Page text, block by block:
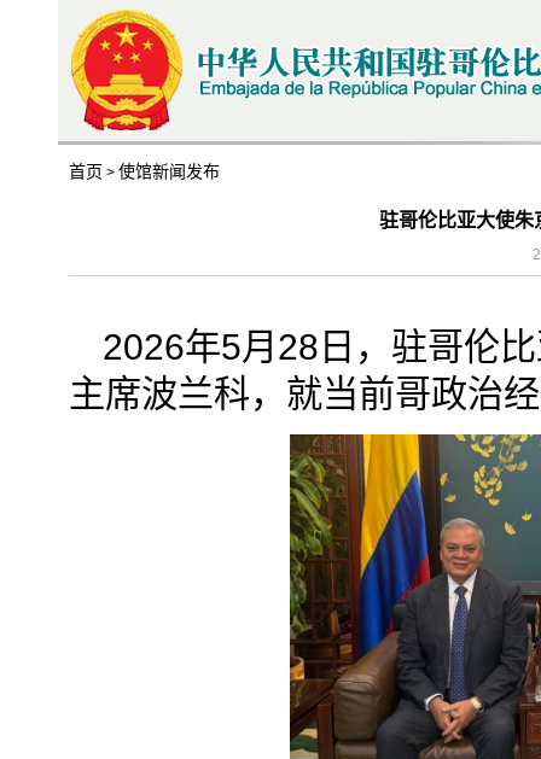
首页 > 使馆新闻发布
驻哥伦比亚大使朱
2026年5月28日，驻哥伦
主席波兰科，就当前哥政治